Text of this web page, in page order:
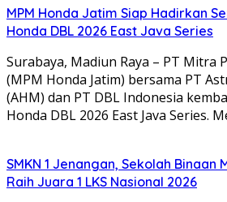
MPM Honda Jatim Siap Hadirkan
Honda DBL 2026 East Java Series
Surabaya, Madiun Raya – PT Mitra
(MPM Honda Jatim) bersama PT
(AHM) dan PT DBL Indonesia
Honda DBL 2026 East Java Series.
SMKN 1 Jenangan, Sekolah Binaan
Raih Juara 1 LKS Nasional 2026